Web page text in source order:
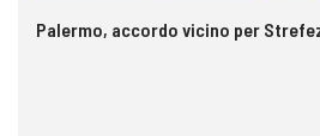
Palermo, accordo vicino per